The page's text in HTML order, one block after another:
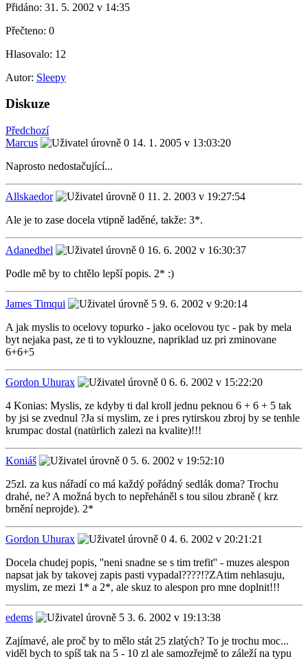
Přidáno: 31. 5. 2002 v 14:35
Přečteno: 0
Hlasovalo: 12
Autor: Sleepy
Diskuze
Předchozí
Marcus
14. 1. 2005 v 13:03:20
Naprosto nedostačující...
Allskaedor
11. 2. 2003 v 19:27:54
Ale je to zase docela vtipně laděné, takže: 3*.
Adanedhel
16. 6. 2002 v 16:30:37
Podle mě by to chtělo lepší popis. 2* :)
James Timqui
9. 6. 2002 v 9:20:14
A jak myslis to ocelovy topurko - jako ocelovou tyc - pak by mela
byt nejaka past, ze ti to vyklouzne, napriklad uz pri zminovane
6+6+5
Gordon Uhurax
6. 6. 2002 v 15:22:20
4 Konias: Myslis, ze kdyby ti dal kroll jednu peknou 6 + 6 + 5 tak
by jsi se zvednul ?Ja si myslim, ze i pres rytirskou zbroj by se tenhle
krumpac dostal (natürlich zalezi na kvalite)!!!
Koniáš
5. 6. 2002 v 19:52:10
25zl. za kus nářadí co má každý pořádný sedlák doma? Trochu
drahé, ne? A možná bych to nepřeháněl s tou silou zbraně ( krz
brnění neprojde). 2*
Gordon Uhurax
4. 6. 2002 v 20:21:21
Docela chudej popis, ''neni snadne se s tim trefit'' - muzes alespon
napsat jak by takovej zapis pasti vypadal????!?ZAtim nehlasuju,
myslim, ze mezi 1* a 2*, ale skuz to alespon pro mne doplnit!!!
edems
3. 6. 2002 v 19:13:38
Zajímavé, ale proč by to mělo stát 25 zlatých? To je trochu moc...
viděl bych to spíš tak na 5 - 10 zl ale samozřejmě to záleží na typu